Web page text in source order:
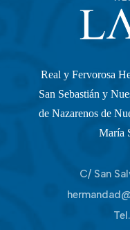
Real y Fervorosa
San Sebastián y
de Nazarenos de
María
C/ San